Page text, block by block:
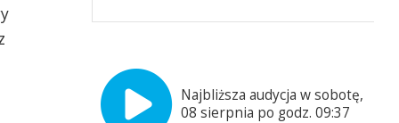
Najbliższa audycja w sobotę,
08 sierpnia po godz. 09:37